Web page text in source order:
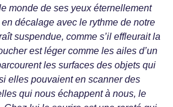
monde de ses yeux éternellement
décalage avec le rythme de notre
suspendue, comme s’il effleurait la
est léger comme les ailes d’un
les surfaces des objets qui
elles pouvaient en scanner des
qui nous échappent à nous, le